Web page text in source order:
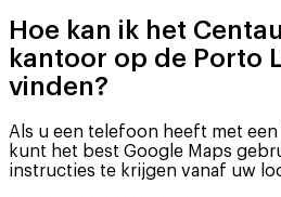
Hoe kan ik het
kantoor op de Porto
vinden?
Als u een telefoon heeft met
kunt het best Google Maps
instructies te krijgen vanaf uw